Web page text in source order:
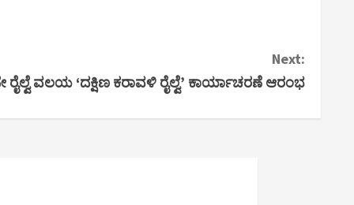
Next:
ವಲಯ ‘ದಕ್ಷಿಣ ಕರಾವಳಿ ರೈಲ್ವೆ’ ಕಾರ್ಯಾಚರಣೆ ಆರಂಭ